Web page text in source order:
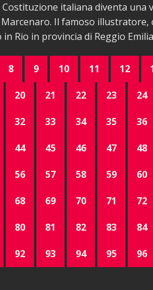
italiana diventa una
Il famoso illustratore,
Rio in provincia di Reggio
8 9 10 11 12
20 21 22 23 24
32 33 34 35 36
44 45 46 47 48
56 57 58 59 60
68 69 70 71 72
80 81 82 83 84
92 93 94 95 96